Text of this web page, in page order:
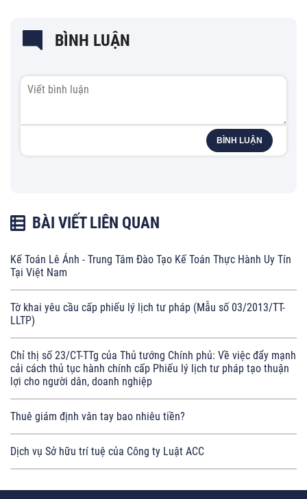
BÌNH LUẬN
BÌNH LUẬN
BÀI VIẾT LIÊN QUAN
Kế Toán Lê Ánh - Trung Tâm Đào Tạo Kế Toán Thực Hành Uy Tín
Tại Việt Nam
Tờ khai yêu cầu cấp phiếu lý lịch tư pháp (Mẫu số 03/2013/TT-
LLTP)
Chỉ thị số 23/CT-TTg của Thủ tướng Chính phủ: Về việc đẩy mạnh
cải cách thủ tục hành chính cấp Phiếu lý lịch tư pháp tạo thuận
lợi cho người dân, doanh nghiệp
Thuê giám định vân tay bao nhiêu tiền?
Dịch vụ Sở hữu trí tuệ của Công ty Luật ACC